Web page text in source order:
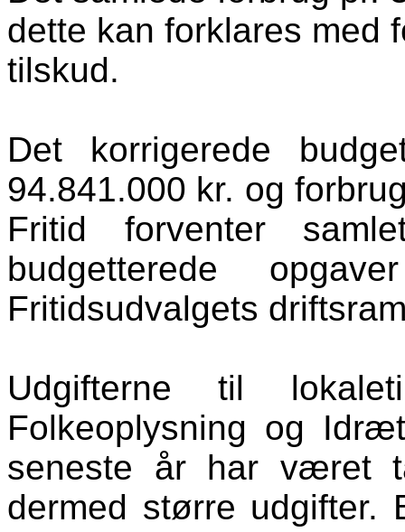
dette kan forklares med
tilskud.
Det korrigerede
94.841.000 kr. og
Fritid forventer
budgetterede
Fritidsudvalgets
Udgifterne til
Folkeoplysning og
seneste år har været
dermed større udgifter.